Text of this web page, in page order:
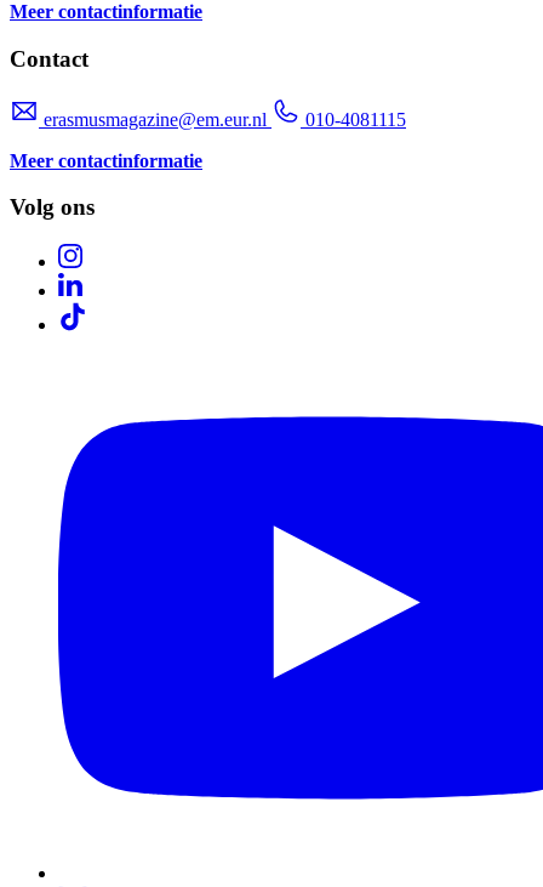
Meer contactinformatie
Contact
erasmusmagazine@em.eur.nl
010-4081115
Meer contactinformatie
Volg ons